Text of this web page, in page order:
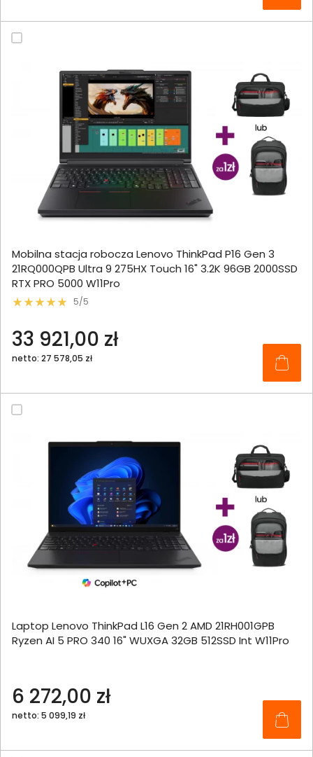
Mobilna stacja robocza Lenovo ThinkPad P16 Gen 3
21RQ000QPB Ultra 9 275HX Touch 16" 3.2K 96GB 2000SSD
RTX PRO 5000 W11Pro
5/5
33 921,00 zł
netto: 27 578,05 zł
Laptop Lenovo ThinkPad L16 Gen 2 AMD 21RH001GPB
Ryzen AI 5 PRO 340 16" WUXGA 32GB 512SSD Int W11Pro
6 272,00 zł
netto: 5 099,19 zł